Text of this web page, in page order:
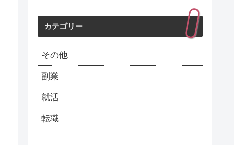
カテゴリー
その他
副業
就活
転職